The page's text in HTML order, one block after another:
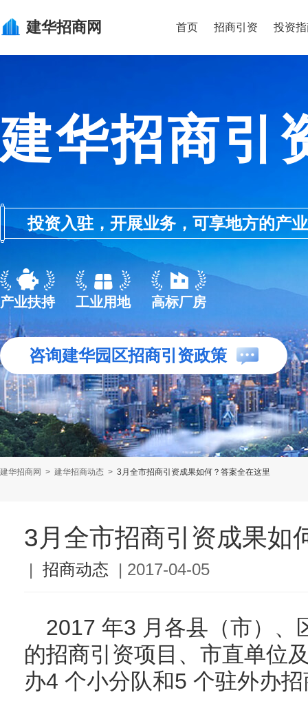
建华招商网 首页 招商引资 投资
建华招商引
投资入驻，开展业务，可享地方的产
产业扶持 工业用地 高标厂房
咨询建华园区招商引资政策
建华招商网 > 建华招商动态 > 3月全市招商引资成果如何？答案全在这里
3月全市招商引资成果如
| 招商动态 | 2017-04-05
2017 年3 月各县（市）、
的招商引资项目、市直单位
办4 个小分队和5 个驻外办